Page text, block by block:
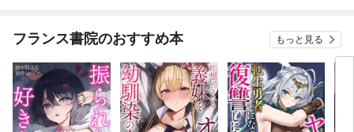
フランス書院のおすすめ本 もっと見る